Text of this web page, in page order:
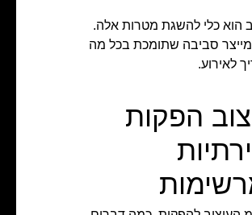
הוא כלי להשגת מטרות אלה.
סביבה שתומכת בכל מה
לאירוע.
הפקות